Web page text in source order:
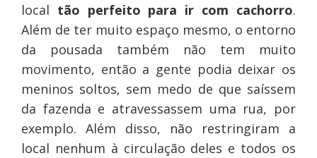
local tão perfeito para ir com cachorro.
Além de ter muito espaço mesmo, o entorno
da pousada também não tem muito
movimento, então a gente podia deixar os
meninos soltos, sem medo de que saíssem
da fazenda e atravessassem uma rua, por
exemplo. Além disso, não restringiram a
local nenhum à circulação deles e todos os